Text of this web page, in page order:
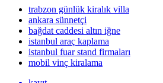
trabzon günlük kiralık villa
ankara sünnetçi
bağdat caddesi altın iğne
istanbul araç kaplama
istanbul fuar stand firmaları
mobil vinç kiralama